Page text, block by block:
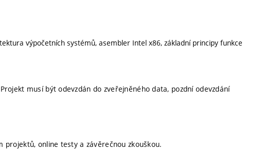
výpočetních systémů, asembler Intel x86, základní principy funkce
musí být odevzdán do zveřejněného data, pozdní odevzdání
online testy a závěrečnou zkouškou.